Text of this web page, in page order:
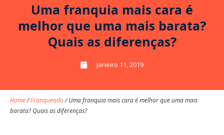
Uma franquia mais cara é
melhor que uma mais barata?
Quais as diferenças?
janeiro 11, 2019
Home/Franqueado /Uma franquia mais cara é melhor que uma mais
barata? Quais as diferenças?